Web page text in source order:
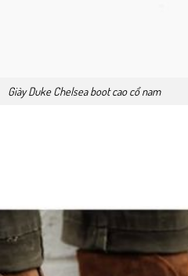
Giày Duke Chelsea boot cao cổ nam